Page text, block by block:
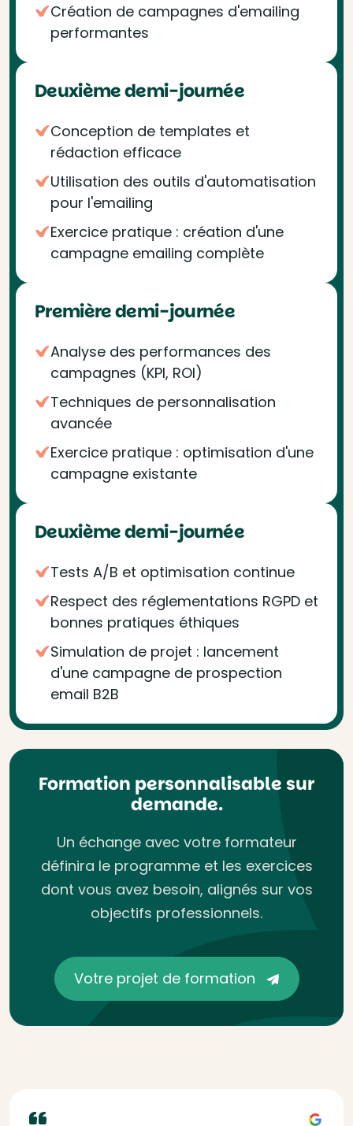
Création de campagnes d'emailing
performantes
Deuxième demi-journée
Conception de templates et
rédaction efficace
Utilisation des outils d'automatisation
pour l'emailing
Exercice pratique : création d'une
campagne emailing complète
Première demi-journée
Analyse des performances des
campagnes (KPI, ROI)
Techniques de personnalisation
avancée
Exercice pratique : optimisation d'une
campagne existante
Deuxième demi-journée
Tests A/B et optimisation continue
Respect des réglementations RGPD et
bonnes pratiques éthiques
Simulation de projet : lancement
d'une campagne de prospection
email B2B
Formation personnalisable sur
demande.
Un échange avec votre formateur
définira le programme et les exercices
dont vous avez besoin, alignés sur vos
objectifs professionnels.
Votre projet de formation